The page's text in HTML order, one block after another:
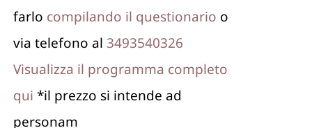
farlo compilando il questionario o
via telefono al 3493540326
Visualizza il programma completo
qui *il prezzo si intende ad
personam